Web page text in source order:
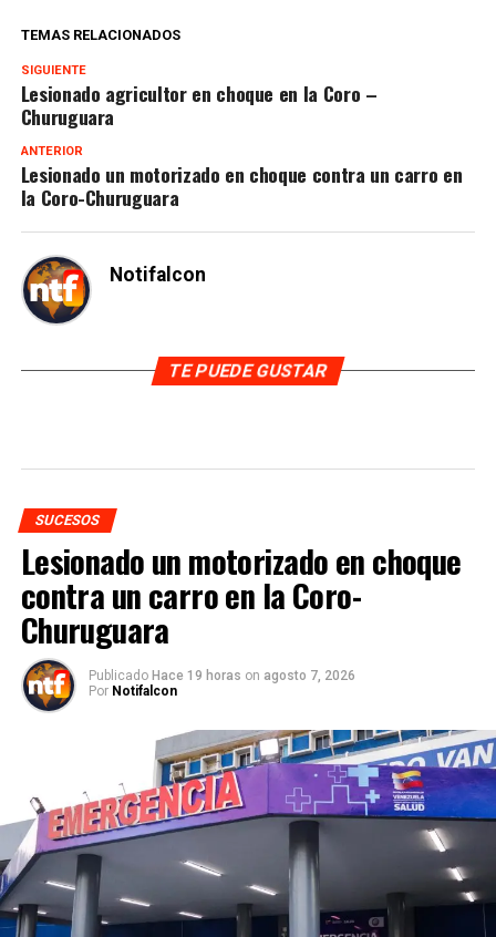
TEMAS RELACIONADOS
SIGUIENTE
Lesionado agricultor en choque en la Coro –
Churuguara
ANTERIOR
Lesionado un motorizado en choque contra un carro en
la Coro-Churuguara
Notifalcon
TE PUEDE GUSTAR
SUCESOS
Lesionado un motorizado en choque
contra un carro en la Coro-
Churuguara
Publicado Hace 19 horas on agosto 7, 2026
Por Notifalcon